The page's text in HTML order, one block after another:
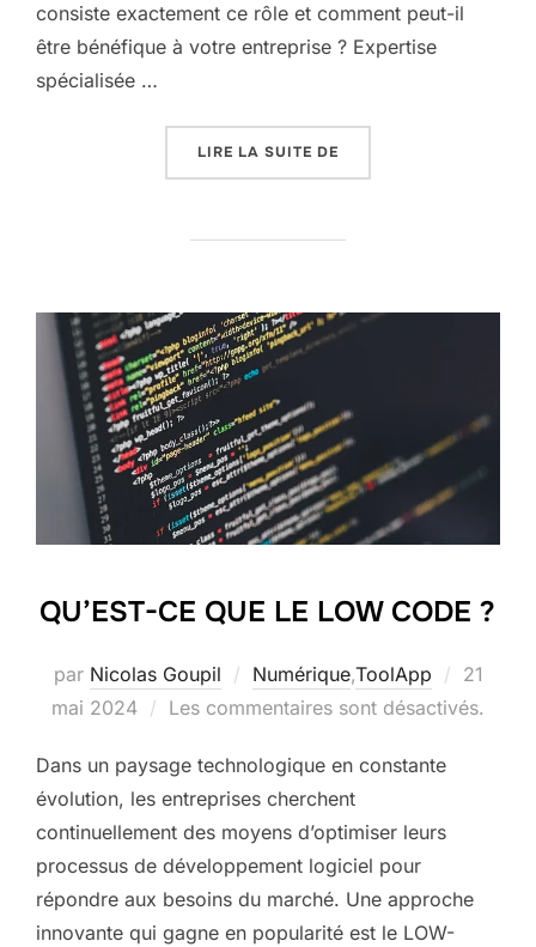
consiste exactement ce rôle et comment peut-il
être bénéfique à votre entreprise ? Expertise
spécialisée …
LIRE LA SUITE DE
QU’EST-CE QUE LE LOW CODE ?
par Nicolas Goupil Numérique,ToolApp
Publié
le
21
mai 2024
Les commentaires sont désactivés.
Dans un paysage technologique en constante
évolution, les entreprises cherchent
continuellement des moyens d’optimiser leurs
processus de développement logiciel pour
répondre aux besoins du marché. Une approche
innovante qui gagne en popularité est le LOW-